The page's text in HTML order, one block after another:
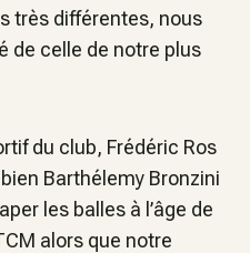
très différentes, nous
de celle de notre plus
du club, Frédéric Ros
Barthélemy Bronzini
les balles à l’âge de
alors que notre